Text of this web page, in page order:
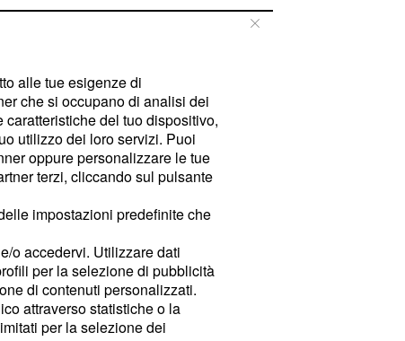
alle tue esigenze di
che si occupano di analisi dei
del tuo dispositivo,
utilizzo dei loro servizi. Puoi
oppure personalizzare le tue
terzi, cliccando sul pulsante
impostazioni predefinite che
o accedervi. Utilizzare dati
per la selezione di pubblicità
di contenuti personalizzati.
attraverso statistiche o la
per la selezione dei